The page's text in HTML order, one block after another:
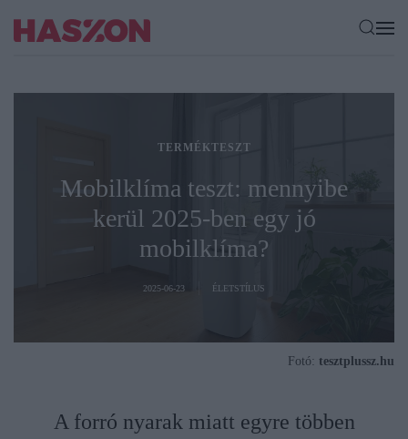
TERMÉKTESZT
Mobilklíma teszt: mennyibe
kerül 2025-ben egy jó
mobilklíma?
2025-06-23 ÉLETSTÍLUS
Fotó: tesztplussz.hu
A forró nyarak miatt egyre többen